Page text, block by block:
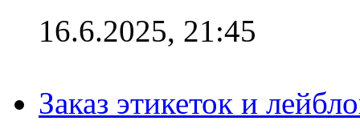
16.6.2025, 21:45
Заказ этикеток и